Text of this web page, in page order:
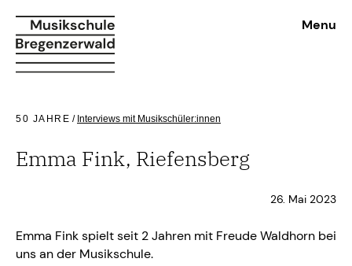
Menu
50 JAHRE / Interviews mit Musikschüler:innen
Emma Fink, Riefensberg
26. Mai 2023
Emma Fink spielt seit 2 Jahren mit Freude Waldhorn bei
uns an der Musikschule.